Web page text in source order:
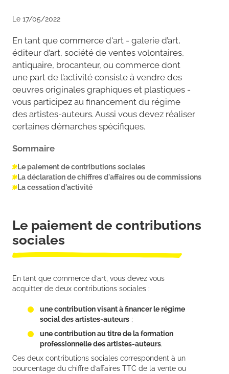
Le 17/05/2022
En tant que commerce d'art - galerie d’art,
éditeur d’art, société de ventes volontaires,
antiquaire, brocanteur, ou commerce dont
une part de l’activité consiste à vendre des
œuvres originales graphiques et plastiques -
vous participez au financement du régime
des artistes-auteurs. Aussi vous devez réaliser
certaines démarches spécifiques.
Sommaire
Le paiement de contributions sociales
La déclaration de chiffres d'affaires ou de commissions
La cessation d'activité
Le paiement de contributions
sociales
En tant que commerce d’art, vous devez vous
acquitter de deux contributions sociales :
une contribution visant à financer le régime
social des artistes-auteurs ;
une contribution au titre de la formation
professionnelle des artistes-auteurs.
Ces deux contributions sociales correspondent à un
pourcentage du chiffre d’affaires TTC de la vente ou